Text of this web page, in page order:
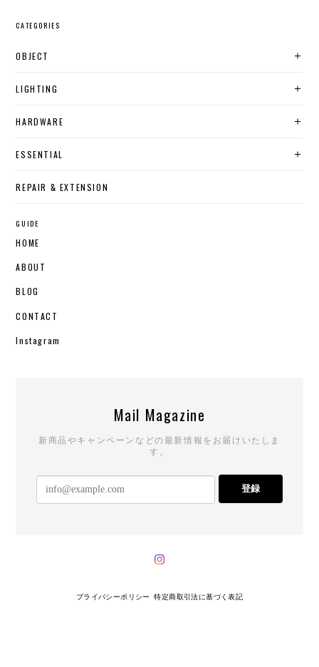
CATEGORIES
OBJECT
LIGHTING
HARDWARE
ESSENTIAL
REPAIR & EXTENSION
GUIDE
HOME
ABOUT
BLOG
CONTACT
Instagram
Mail Magazine
新商品やキャンペーンなどの最新情報をお届けいたしま
す。
登録
プライバシーポリシー 特定商取引法に基づく表記